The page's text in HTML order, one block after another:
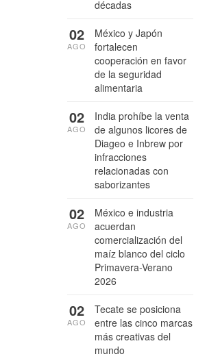
décadas
México y Japón
fortalecen
cooperación en favor
de la seguridad
alimentaria
02
AGO
India prohíbe la venta
de algunos licores de
Diageo e Inbrew por
infracciones
relacionadas con
saborizantes
02
AGO
México e industria
acuerdan
comercialización del
maíz blanco del ciclo
Primavera-Verano
2026
02
AGO
Tecate se posiciona
entre las cinco marcas
más creativas del
mundo
02
AGO